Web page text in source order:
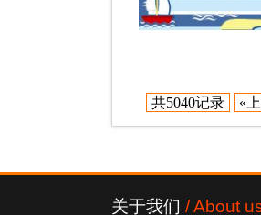
共5040记录 «
关于我们 / About